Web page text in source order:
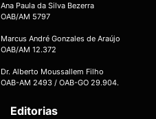
Ana Paula da Silva Bezerra
OAB/AM 5797
Marcus André Gonzales de Araújo
OAB/AM 12.372
Dr. Alberto Moussallem Filho
OAB-AM 2493 / OAB-GO 29.904.
Editorias